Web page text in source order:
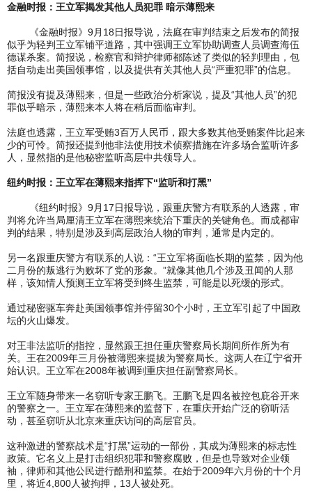
金融时报：王立军揭发其他人员犯罪 暗示薄熙来
《金融时报》9月18日报导说，法庭在审判结束之后发布的简报
似乎为轻判王立军铺平道路，其中强调王立军协助调查人员调查海伍
德谋杀案。简报说，检察官和辩护律师都陈述了类似的轻判理由，包
括自动走出美国领事馆，以及提供有关其他人员“严重犯罪”的信息。
简报没有提及薄熙来，但是一些政治分析家说，提及“其他人员”的犯
罪似乎暗示，薄熙来本人将在稍后面临审判。
法庭也透露，王立军受贿3百万人民币，跟大多数其他受贿案件比起来
少的可怜。简报还提到他非法使用技术侦察措施在许多场合监听许多
人，显然指的是他秘密监听高层中共领导人。
纽约时报：王立军在薄熙来指挥下“监听和打黑”
《纽约时报》9月17日报导说，跟重庆警方有联系的人透露，审
判将允许当局厘清王立军在薄熙来统治下重庆的关键角色。而成都审
判的结果，特别是涉及到高层政治人物的审判，通常是内定的。
另一名跟重庆警方有联系的人说：“王立军将面临长期的监禁，因为他
二月份的叛逃行为败坏了党的形象。”就像其他几个涉及丑闻的人那
样，该知情人预测王立军将受到终生监禁，可能是以死缓的形式。
通过秘密驱车奔赴美国领事馆并停留30个小时，王立军引起了中国政
坛的火山爆发。
对王非法监听的指控，显然跟王担任重庆警察局长期间所作所为有
关。王在2009年三月份被薄熙来提拔为警察局长。这两人在辽宁省开
始认识。王立军在2008年被调到重庆担任副警察局长。
王立军随身带来一名窃听专家王鹏飞。王鹏飞是四名被控包庇谷开来
的警察之一。王立军在薄熙来的监督下，在重庆开始广泛的窃听活
动，甚至窃听从北京来重庆访问的高层官员。
这种激进的警察战术是“打黑”运动的一部份，其成为薄熙来的标志性
政策。它名义上是打击组织犯罪和警察腐败，但是也导致对企业领
袖，律师和其他公民进行酷刑和监禁。在始于2009年六月份的十个月
里，将近4,800人被拘押，13人被处死。